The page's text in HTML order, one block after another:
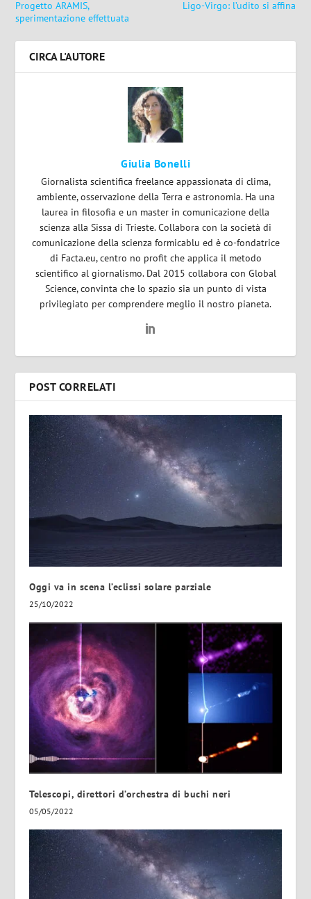
Progetto ARAMIS,
sperimentazione effettuata
Ligo-Virgo: l’udito si affina
CIRCA L'AUTORE
Giulia Bonelli
Giornalista scientifica freelance appassionata di clima,
ambiente, osservazione della Terra e astronomia. Ha una
laurea in filosofia e un master in comunicazione della
scienza alla Sissa di Trieste. Collabora con la società di
comunicazione della scienza formicablu ed è co-fondatrice
di Facta.eu, centro no profit che applica il metodo
scientifico al giornalismo. Dal 2015 collabora con Global
Science, convinta che lo spazio sia un punto di vista
privilegiato per comprendere meglio il nostro pianeta.
POST CORRELATI
Oggi va in scena l’eclissi solare parziale
25/10/2022
Telescopi, direttori d’orchestra di buchi neri
05/05/2022